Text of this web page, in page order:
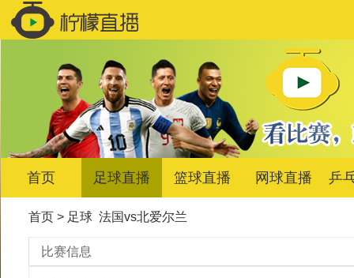
首页 足球直播 篮球直播 网球直播 乒
首页> 足球 法国vs北爱尔兰
比赛信息